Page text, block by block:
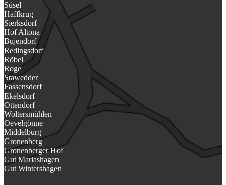
Süsel
Haffkrug
Sierksdorf
Hof Altona
Bujendorf
Redingsdorf
Röbel
Roge
Stawedder
Fassensdorf
Ekelsdorf
Ottendorf
Woltersmühlen
Oevelgönne
Middelburg
Gronenberg
Gronenberger Hof
Gut Mariashagen
Gut Wintershagen